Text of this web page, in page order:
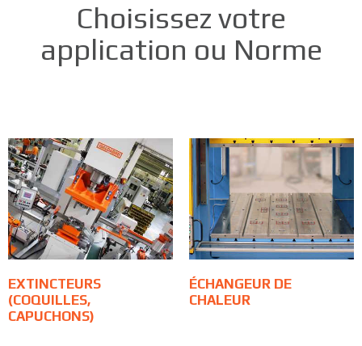
Choisissez votre
application ou Norme
EXTINCTEURS
(COQUILLES,
CAPUCHONS)
ÉCHANGEUR DE
CHALEUR